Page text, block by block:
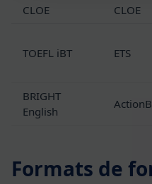
CLOE
CLOE
TOEFL iBT ETS
BRIGHT
English
Formats de